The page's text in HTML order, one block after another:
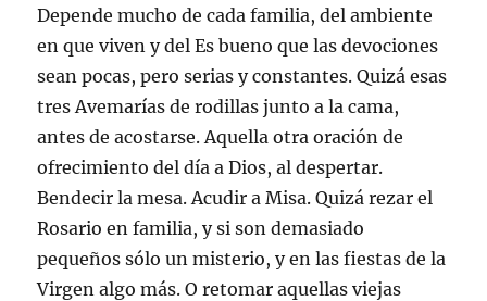
Depende mucho de cada familia, del ambiente
en que viven y del Es bueno que las devociones
sean pocas, pero serias y constantes. Quizá esas
tres Avemarías de rodillas junto a la cama,
antes de acostarse. Aquella otra oración de
ofrecimiento del día a Dios, al despertar.
Bendecir la mesa. Acudir a Misa. Quizá rezar el
Rosario en familia, y si son demasiado
pequeños sólo un misterio, y en las fiestas de la
Virgen algo más. O retomar aquellas viejas